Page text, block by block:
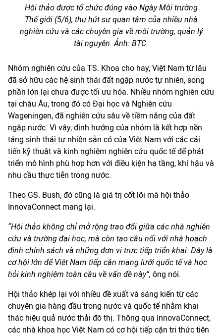
Hội thảo được tổ chức đúng vào Ngày Môi trường
Thế giới (5/6), thu hút sự quan tâm của nhiều nhà
nghiên cứu và các chuyên gia về môi trường, quản lý
tài nguyên. Ảnh: BTC.
Nhóm nghiên cứu của TS. Khoa cho hay, Việt Nam từ lâu
đã sở hữu các hệ sinh thái đất ngập nước tự nhiên, song
phần lớn lại chưa được tối ưu hóa. Nhiều nhóm nghiên cứu
tại châu Âu, trong đó có Đại học và Nghiên cứu
Wageningen, đã nghiên cứu sâu về tiềm năng của đất
ngập nước. Vì vậy, định hướng của nhóm là kết hợp nền
tảng sinh thái tự nhiên sẵn có của Việt Nam với các cải
tiến kỹ thuật và kinh nghiệm nghiên cứu quốc tế để phát
triển mô hình phù hợp hơn với điều kiện hạ tầng, khí hậu và
nhu cầu thực tiễn trong nước.
Theo GS. Bush, đó cũng là giá trị cốt lõi mà hội thảo
InnovaConnect mang lại.
“Hội thảo không chỉ mở rộng trao đổi giữa các nhà nghiên
cứu và trường đại học, mà còn tạo cầu nối với nhà hoạch
định chính sách và những đơn vị trực tiếp triển khai. Đây là
cơ hội lớn để Việt Nam tiếp cận mạng lưới quốc tế và học
hỏi kinh nghiệm toàn cầu về vấn đề này”, ông nói.
Hội thảo khép lại với nhiều đề xuất và sáng kiến từ các
chuyên gia hàng đầu trong nước và quốc tế nhằm khai
thác hiệu quả nước thải đô thị. Thông qua InnovaConnect,
các nhà khoa học Việt Nam có cơ hội tiếp cận tri thức tiên